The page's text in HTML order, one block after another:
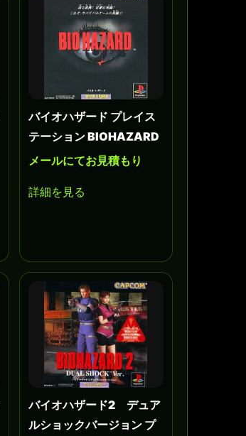
バイオハザード プレイス
テーション BIOHAZARD
メールにてお見積もり
詳細を見る
バイオハザード2 デュア
ルショックバージョン プ